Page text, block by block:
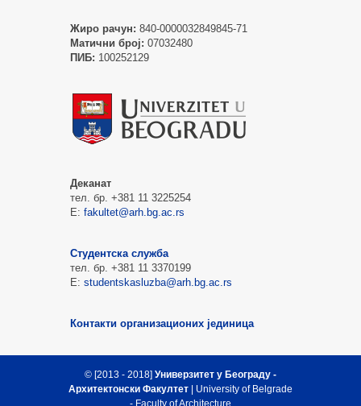
Жиро рачун: 840-0000032849845-71
Матични број: 07032480
ПИБ: 100252129
Деканат
тел. бр. +381 11 3225254
Е: fakultet@arh.bg.ac.rs
Студентска служба
тел. бр. +381 11 3370199
Е: studentskasluzba@arh.bg.ac.rs
Контакти организационих јединица
© [2013 - 2018] Универзитет у Београду -
Архитектонски Факултет | University of Belgrade
- Faculty of Architecture